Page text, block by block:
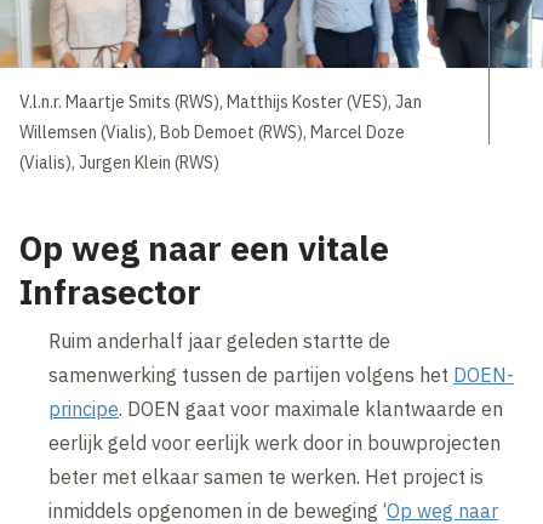
V.l.n.r. Maartje Smits (RWS), Matthijs Koster (VES), Jan
Willemsen (Vialis), Bob Demoet (RWS), Marcel Doze
(Vialis), Jurgen Klein (RWS)
Op weg naar een vitale
Infrasector
Ruim anderhalf jaar geleden startte de
samenwerking tussen de partijen volgens het DOEN-
principe. DOEN gaat voor maximale klantwaarde en
eerlijk geld voor eerlijk werk door in bouwprojecten
beter met elkaar samen te werken. Het project is
inmiddels opgenomen in de beweging ‘Op weg naar